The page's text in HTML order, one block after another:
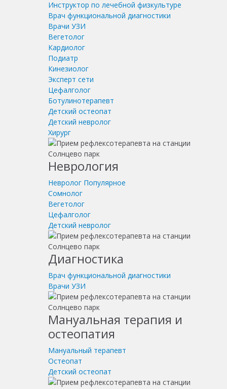
Инструктор по лечебной физкультуре
Врач функциональной диагностики
Врачи УЗИ
Вегетолог
Кардиолог
Подиатр
Кинезиолог
Эксперт сети
Цефалголог
Ботулинотерапевт
Детский остеопат
Детский невролог
Хирург
Неврология
Невролог Популярное
Сомнолог
Вегетолог
Цефалголог
Детский невролог
Диагностика
Врач функциональной диагностики
Врачи УЗИ
Мануальная терапия и
остеопатия
Мануальный терапевт
Остеопат
Детский остеопат